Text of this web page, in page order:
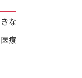
な
療